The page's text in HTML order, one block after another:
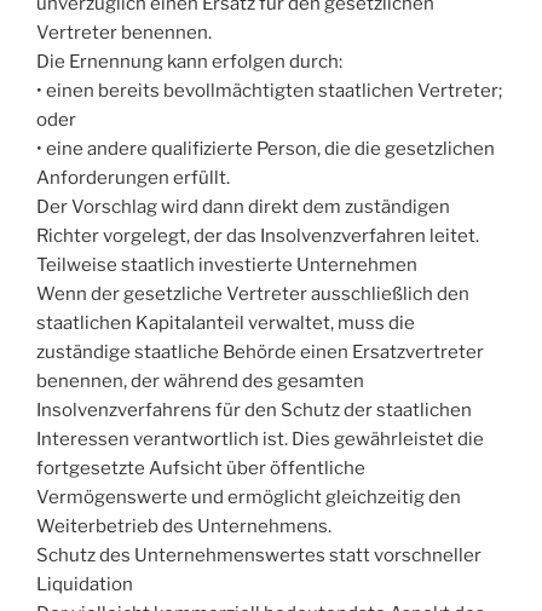
Vertreter benennen.
Die Ernennung kann erfolgen durch:
• einen bereits bevollmächtigten staatlichen Vertreter;
oder
• eine andere qualifizierte Person, die die gesetzlichen
Anforderungen erfüllt.
Der Vorschlag wird dann direkt dem zuständigen
Richter vorgelegt, der das Insolvenzverfahren leitet.
Teilweise staatlich investierte Unternehmen
Wenn der gesetzliche Vertreter ausschließlich den
staatlichen Kapitalanteil verwaltet, muss die
zuständige staatliche Behörde einen Ersatzvertreter
benennen, der während des gesamten
Insolvenzverfahrens für den Schutz der staatlichen
Interessen verantwortlich ist. Dies gewährleistet die
fortgesetzte Aufsicht über öffentliche
Vermögenswerte und ermöglicht gleichzeitig den
Weiterbetrieb des Unternehmens.
Schutz des Unternehmenswertes statt vorschneller
Liquidation